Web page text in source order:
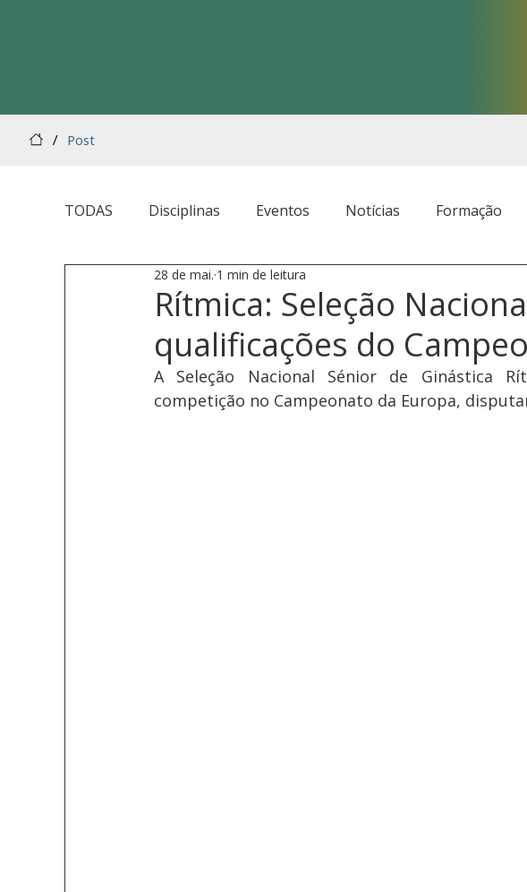
/ Post
TODAS Disciplinas Eventos Notícias Formação
Rítmica: Seleção
qualificações do
28 de mai. 1 min de leitura
A Seleção Nacional Sénior de Ginástica
competição no Campeonato da Europa,